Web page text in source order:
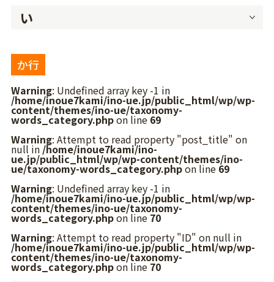
い
か行
Warning: Undefined array key -1 in
/home/inoue7kami/ino-ue.jp/public_html/wp/wp-
content/themes/ino-ue/taxonomy-
words_category.phpon line 69
Warning: Attempt to read property "post_title" on
null in /home/inoue7kami/ino-
ue.jp/public_html/wp/wp-content/themes/ino-
ue/taxonomy-words_category.phpon line 69
Warning: Undefined array key -1 in
/home/inoue7kami/ino-ue.jp/public_html/wp/wp-
content/themes/ino-ue/taxonomy-
words_category.phpon line 70
Warning: Attempt to read property "ID" on null in
/home/inoue7kami/ino-ue.jp/public_html/wp/wp-
content/themes/ino-ue/taxonomy-
words_category.phpon line 70